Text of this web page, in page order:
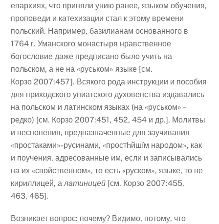
епархиях, что приняли унию ранее, языком обучения,
проповеди и катехизации стал к этому времени
польский. Например, базилианам основанного в
1764 г. Уманского монастыря нравственное
богословие даже предписано было учить на
польском, а не на «руськом» языке [см.
Корзо 2007:457]. Всякого рода инструкции и пособия
для приходского униатского духовенства издавались
на польском и латинском языках (на «руськом» –
редко) [см. Корзо 2007:451, 452, 454 и др.]. Молитвы
и песнопения, предназначенные для заучивания
«простаками»-русинами, «простhйшїм народом», как
и поучения, адресованные им, если и записывались
на их «свойственном», то есть «руском», языке, то не
кириллицей, алатиницей [см. Корзо 2007:455,
463, 465].
Возникает вопрос: почему? Видимо, потому, что